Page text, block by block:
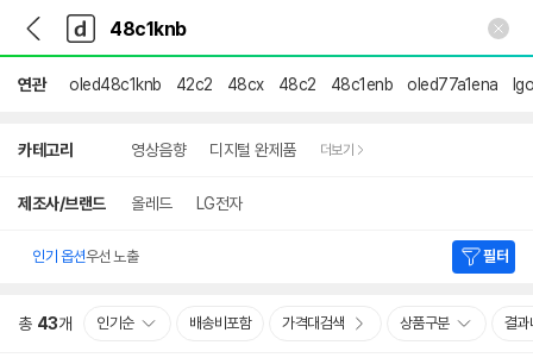
다
나
와
가
기
다
와
인
연관 oled48c1knb 42c2 48cx 48c2 48c1enb oled77a1ena
카테고리 영상음향 디지털 완제품 더보기
제조사/브랜드 올레드 LG전자
인기 옵션우선 노출 필터
총 43개 인기순 배송비포함 가격대검색 상품구분 결과